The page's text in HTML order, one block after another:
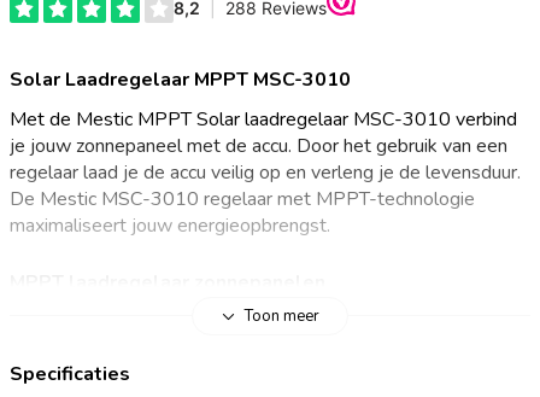
Solar Laadregelaar MPPT MSC-3010
Met de Mestic MPPT Solar laadregelaar MSC-3010 verbind
je jouw zonnepaneel met de accu. Door het gebruik van een
regelaar laad je de accu veilig op en verleng je de levensduur.
De Mestic MSC-3010 regelaar met MPPT-technologie
maximaliseert jouw energieopbrengst.
zonnepaneel bij richting de spanning van de accu. Hierdoor
Toon meer
Specificaties